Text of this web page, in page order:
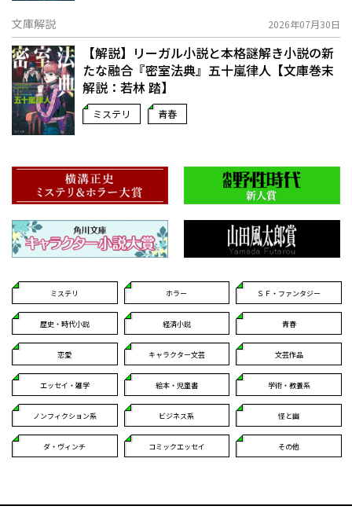
文庫解説 2026年07月30日
【解説】リーガル小説と本格謎解き小説の新
たな融合――『密室法典』五十嵐律人【文庫巻末
解説：若林 踏】
ミステリ 青春
ミステリ ホラー ＳＦ・ファンタジー
歴史・時代小説 経済小説 青春
恋愛 キャラクター文芸 文芸作品
エッセイ・雑学 絵本・児童書 学術・教養系
ノンフィクション系 ビジネス系 怪と幽
ダ・ヴィンチ コミックエッセイ その他